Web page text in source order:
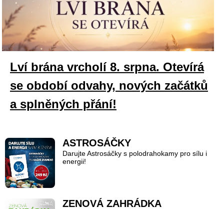
Lví brána vrcholí 8. srpna. Otevírá
se období odvahy, nových začátků
a splněných přání!
ASTROSÁČKY
Darujte Astrosáčky s polodrahokamy pro sílu i
energii!
ZENOVÁ ZAHRÁDKA